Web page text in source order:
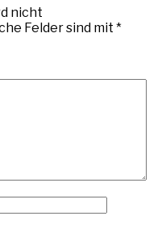
nicht
Felder sind mit*